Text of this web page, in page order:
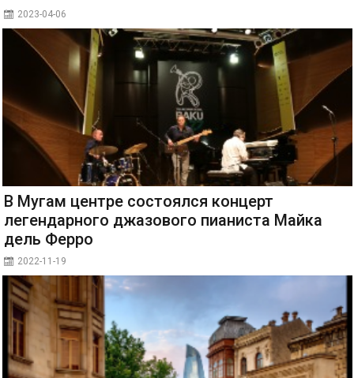
2023-04-06
В Мугам центре состоялся концерт
легендарного джазового пианиста Майка
дель Ферро
2022-11-19